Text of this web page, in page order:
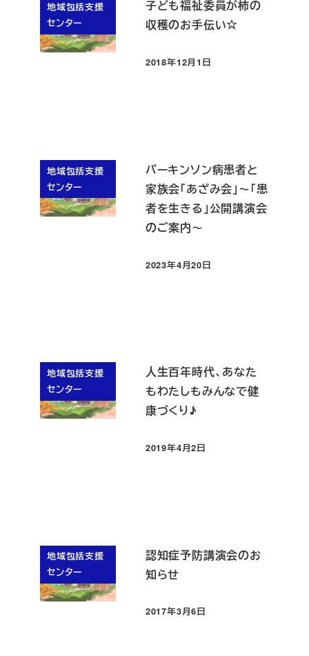
地域包括支援
センター
子ども福祉委員が柿の
収穫のお手伝い☆
投稿日
2018年12月1日
地域包括支援
センター
パーキンソン病患者と
家族会「あざみ会」～「患
者を生きる」公開講演会
のご案内～
投稿日
2023年4月20日
地域包括支援
センター
人生百年時代、あなた
もわたしもみんなで健
康づくり♪
投稿日
2019年4月2日
地域包括支援
センター
認知症予防講演会のお
知らせ
投稿日
2017年3月6日